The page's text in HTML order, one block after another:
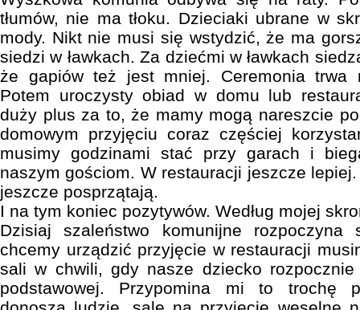
tłumów, nie ma tłoku. Dzieciaki ubrane w
mody. Nikt nie musi się wstydzić, że ma
siedzi w ławkach. Za dziećmi w ławkach
że gapiów też jest mniej. Ceremonia trwa
Potem uroczysty obiad w domu lub
duży plus za to, że mamy mogą nareszcie
domowym przyjęciu coraz częściej
musimy godzinami stać przy garach i
naszym gościom. W restauracji jeszcze
jeszcze posprzątają.
I na tym koniec pozytywów. Według mojej
Dzisiaj szaleństwo komunijne
chcemy urządzić przyjęcie w restauracji
sali w chwili, gdy nasze dziecko
podstawowej. Przypomina mi to trochę